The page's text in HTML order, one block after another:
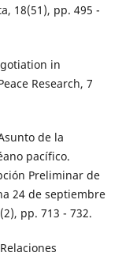
18(51), pp. 495 -
in
Research, 7
de la
pacífico.
Preliminar de
24 de septiembre
pp. 713 - 732.